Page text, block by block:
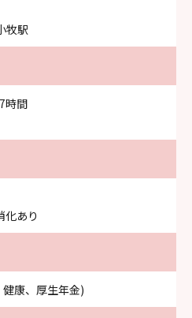
牧駅
時間
あり
康、厚生年金)